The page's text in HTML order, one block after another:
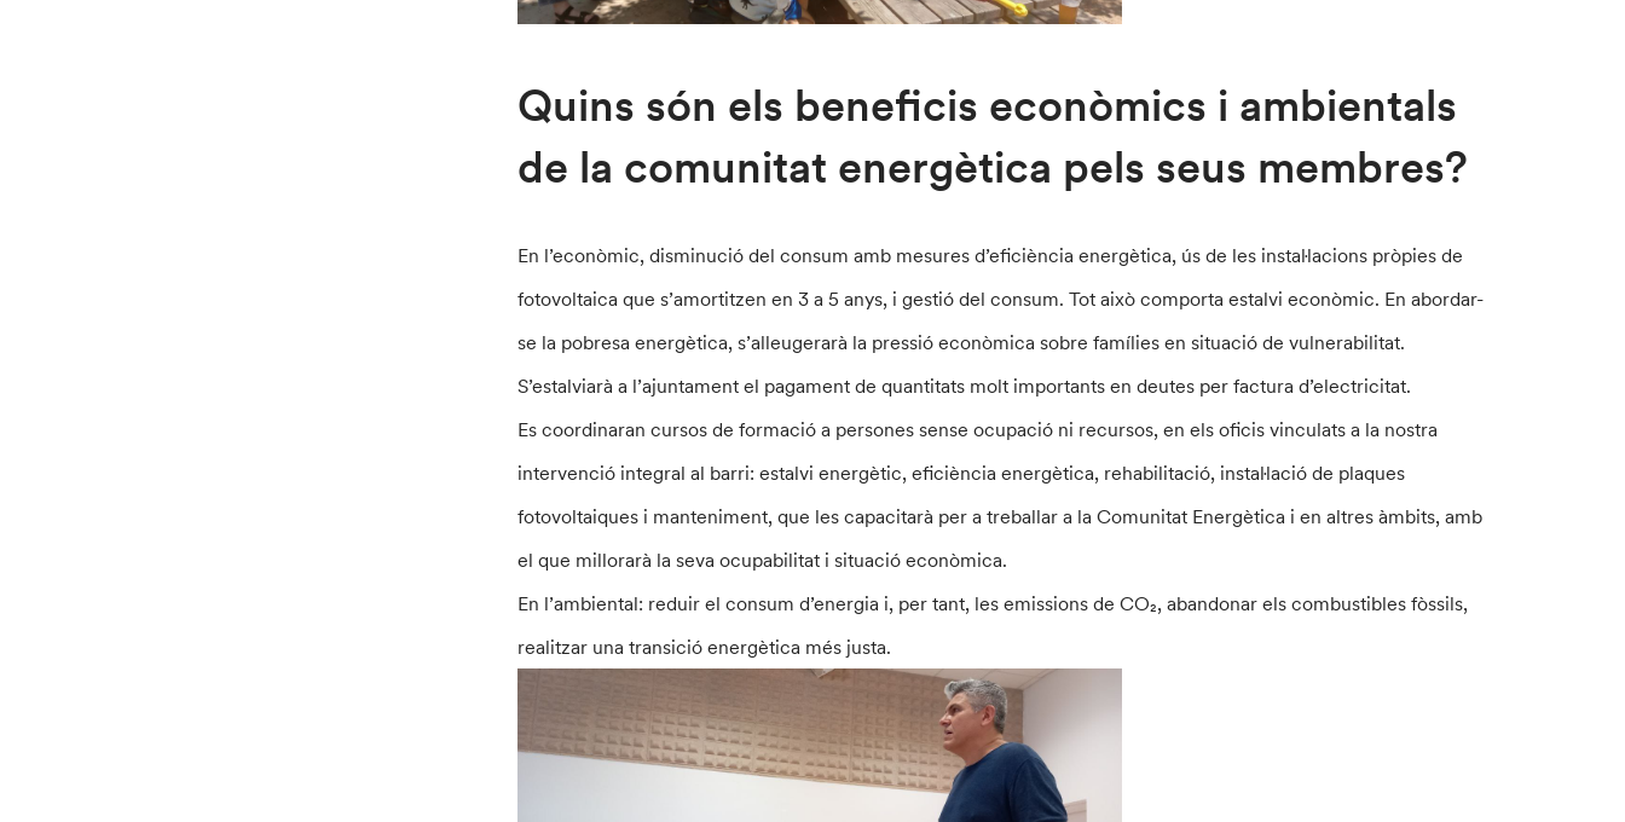
Quins són els beneficis econòmics i ambientals
de la comunitat energètica pels seus membres?
En l’econòmic, disminució del consum amb mesures d’eficiència energètica, ús de les instal·lacions pròpies de
fotovoltaica que s’amortitzen en 3 a 5 anys, i gestió del consum. Tot això comporta estalvi econòmic. En abordar-
se la pobresa energètica, s’alleugerarà la pressió econòmica sobre famílies en situació de vulnerabilitat.
S’estalviarà a l’ajuntament el pagament de quantitats molt importants en deutes per factura d’electricitat.
Es coordinaran cursos de formació a persones sense ocupació ni recursos, en els oficis vinculats a la nostra
intervenció integral al barri: estalvi energètic, eficiència energètica, rehabilitació, instal·lació de plaques
fotovoltaiques i manteniment, que les capacitarà per a treballar a la Comunitat Energètica i en altres àmbits, amb
el que millorarà la seva ocupabilitat i situació econòmica.
En l’ambiental: reduir el consum d’energia i, per tant, les emissions de CO₂, abandonar els combustibles fòssils,
realitzar una transició energètica més justa.